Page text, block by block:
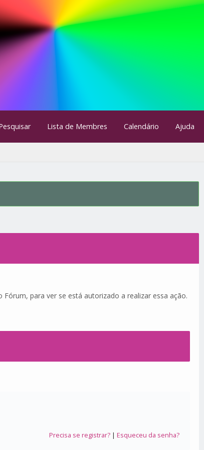
Lista de Membres Calendário Ajuda
para ver se está autorizado a realizar essa ação.
Precisa se registrar?| Esqueceu da senha?